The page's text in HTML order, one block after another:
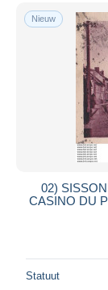
Nieuw
02)
CASINO DU
Statuut